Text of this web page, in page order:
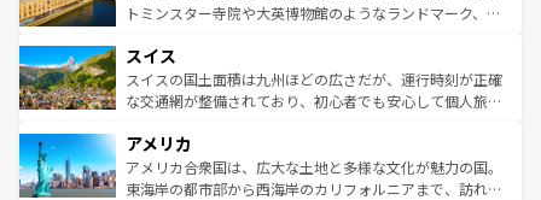
らに、パリ以外の地域にも魅力が溢れており、どの街角に
れる地方に足を運ぶとそれぞれで全く異なる文化を体験で
きるだろう。 なお、新着のフランス情報はコンテンツ一覧
を参照してほしい。
してライン川沿いのワイン畑といった風景は必見。ビール
は、お酒好きな人にはぜひ体験してほしい。 なお、新着の
ドイツ情報はコンテンツ一覧を参照してほしい。
トミンスター寺院や大英博物館のようなランドマーク、歴
リアごとに異なる魅力がある。また、優雅なアフタヌーン
ティー、ビール好きにはたまらない英国パブ、サッカー観
戦など、本場だからこそできる体験も豊富。イギリスを旅
ンツ一覧を参照してほしい。
スイス
スイスの国土面積は九州ほどの広さだが、運行時刻が正確
な交通網が整備されており、初心者でも安心して個人旅行
の建物がそのまま残る町や、スイスならではのユニークな
博物館もあり、アルプス観光だけでなく町歩きも満喫する
ことができる。国民の所得が高いため物価も高いが、旅行
アメリカ
アメリカ合衆国は、広大な土地と多様な文化が魅力の国。
東海岸の都市部から西海岸のカリフォルニアまで、訪れる